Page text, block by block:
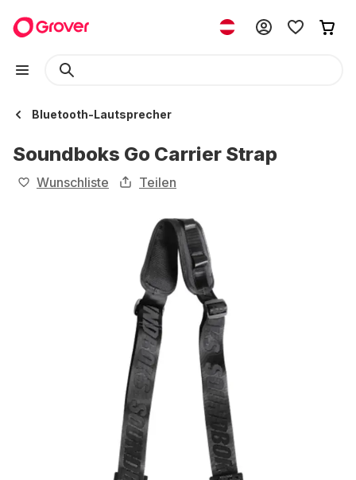
Bluetooth-Lautsprecher
Soundboks Go Carrier Strap
Wunschliste Teilen